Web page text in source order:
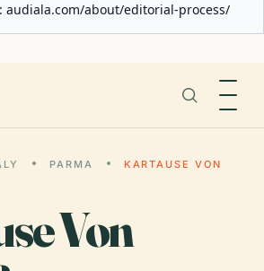
audiala.com/about/editorial-process/
PARMA
KARTAUSE VON
Von